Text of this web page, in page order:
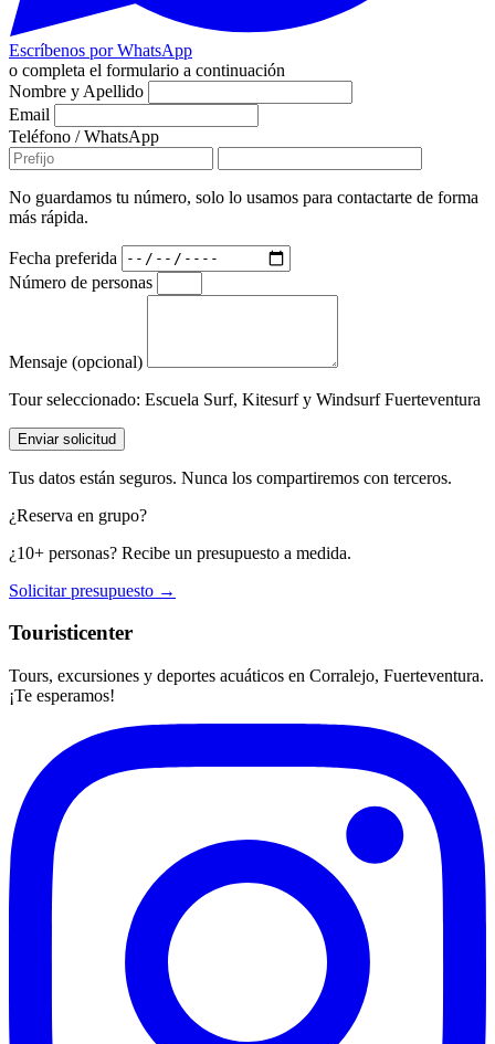
Escríbenos por WhatsApp
o completa el formulario a continuación
Nombre y Apellido
Email
Teléfono / WhatsApp
No guardamos tu número, solo lo usamos para contactarte de forma
más rápida.
Fecha preferida
Número de personas
Mensaje (opcional)
Tour seleccionado: Escuela Surf, Kitesurf y Windsurf Fuerteventura
Enviar solicitud
Tus datos están seguros. Nunca los compartiremos con terceros.
¿Reserva en grupo?
¿10+ personas? Recibe un presupuesto a medida.
Solicitar presupuesto →
Touristicenter
Tours, excursiones y deportes acuáticos en Corralejo, Fuerteventura.
¡Te esperamos!